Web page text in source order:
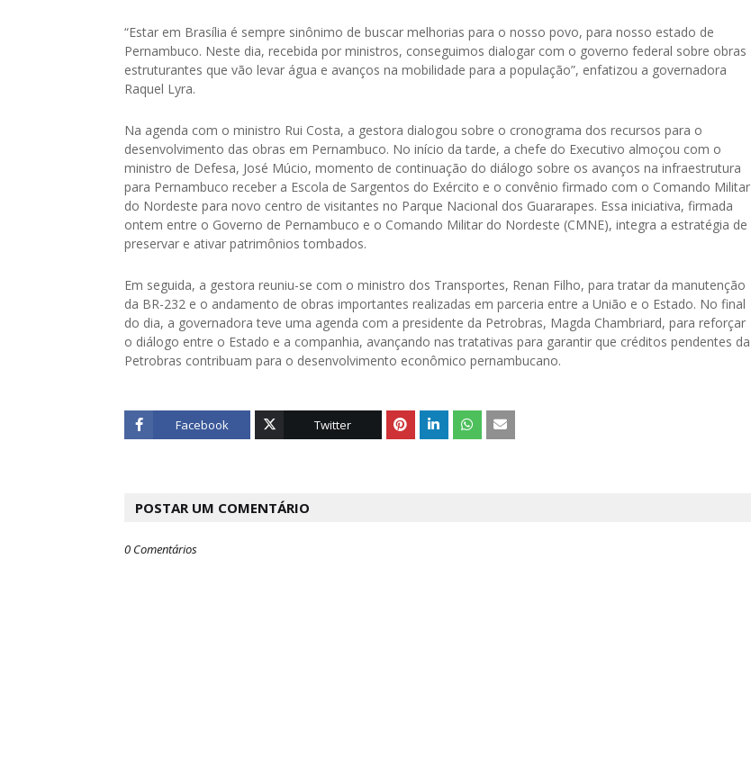
“Estar em Brasília é sempre sinônimo de buscar melhorias para o nosso povo, para nosso estado de
Pernambuco. Neste dia, recebida por ministros, conseguimos dialogar com o governo federal sobre obras
estruturantes que vão levar água e avanços na mobilidade para a população”, enfatizou a governadora
Raquel Lyra.
Na agenda com o ministro Rui Costa, a gestora dialogou sobre o cronograma dos recursos para o
desenvolvimento das obras em Pernambuco. No início da tarde, a chefe do Executivo almoçou com o
ministro de Defesa, José Múcio, momento de continuação do diálogo sobre os avanços na infraestrutura
para Pernambuco receber a Escola de Sargentos do Exército e o convênio firmado com o Comando Militar
do Nordeste para novo centro de visitantes no Parque Nacional dos Guararapes. Essa iniciativa, firmada
ontem entre o Governo de Pernambuco e o Comando Militar do Nordeste (CMNE), integra a estratégia de
preservar e ativar patrimônios tombados.
Em seguida, a gestora reuniu-se com o ministro dos Transportes, Renan Filho, para tratar da manutenção
da BR-232 e o andamento de obras importantes realizadas em parceria entre a União e o Estado. No final
do dia, a governadora teve uma agenda com a presidente da Petrobras, Magda Chambriard, para reforçar
o diálogo entre o Estado e a companhia, avançando nas tratativas para garantir que créditos pendentes da
Petrobras contribuam para o desenvolvimento econômico pernambucano.
Facebook Twitter
POSTAR UM COMENTÁRIO
0 Comentários